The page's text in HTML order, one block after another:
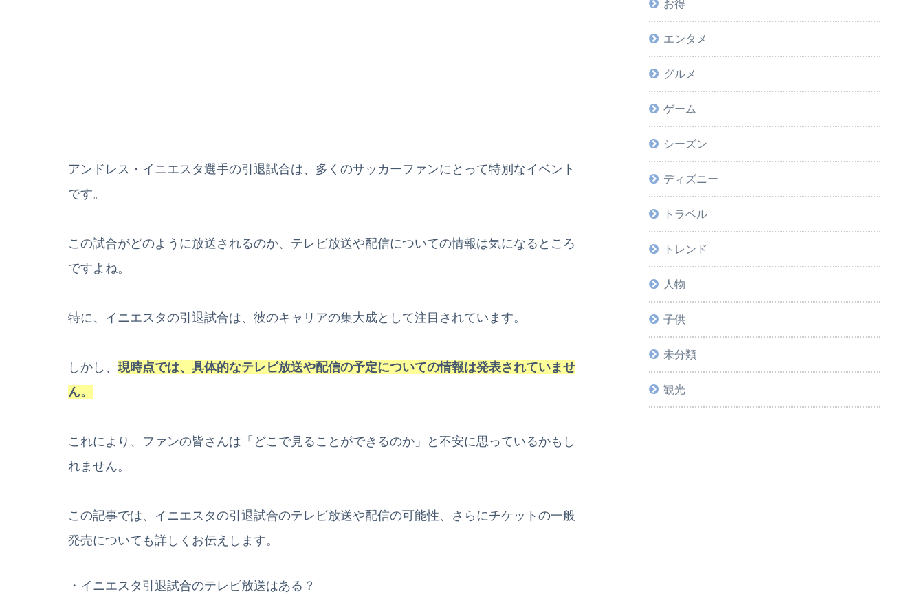
アンドレス・イニエスタ選手の引退試合は、多くのサッカーファンにとって特別なイベント
です。
この試合がどのように放送されるのか、テレビ放送や配信についての情報は気になるところ
ですよね。
特に、イニエスタの引退試合は、彼のキャリアの集大成として注目されています。
しかし、 現時点では、具体的なテレビ放送や配信の予定についての情報は発表されていませ
ん。
これにより、ファンの皆さんは「どこで見ることができるのか」と不安に思っているかもし
れません。
この記事では、イニエスタの引退試合のテレビ放送や配信の可能性、さらにチケットの一般
発売についても詳しくお伝えします。
・イニエスタ引退試合のテレビ放送はある？
お得
エンタメ
グルメ
ゲーム
シーズン
ディズニー
トラベル
トレンド
人物
子供
未分類
観光